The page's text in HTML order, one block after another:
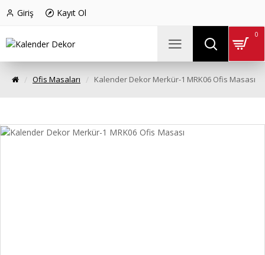
Giriş Kayıt Ol
0
Ofis Masaları Kalender Dekor Merkür-1 MRK06 Ofis Masası